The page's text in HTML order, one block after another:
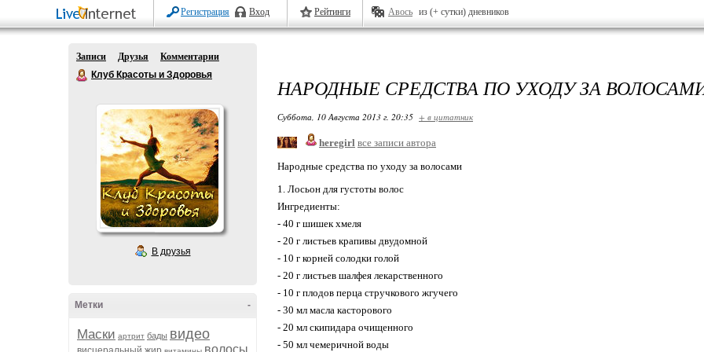
Регистрация Вход Рейтинги Авось из (+ сутки) дневников
Записи Друзья
Комментарии
Клуб Красоты и Здоровья
В друзья
-
Метки
Маски артрит бады видео
волосы
НАРОДНЫЕ СРЕДСТВА ПО УХОДУ ЗА
Суббота, 10 Августа 2013 г. 20:35 + в цитатник
heregirl все записи автора
Народные средства по уходу за волосами
1. Лосьон для густоты волос
Ингредиенты:
- 40 г шишек хмеля
- 20 г листьев крапивы двудомной
- 10 г корней солодки голой
- 20 г листьев шалфея лекарственного
- 10 г плодов перца стручкового жгучего
- 30 мл масла касторового
- 20 мл скипидара очищенного
- 50 мл чемеричной воды